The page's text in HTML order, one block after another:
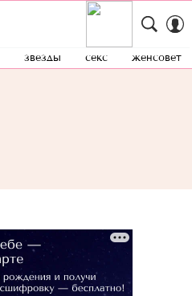
звезды секс женсовет